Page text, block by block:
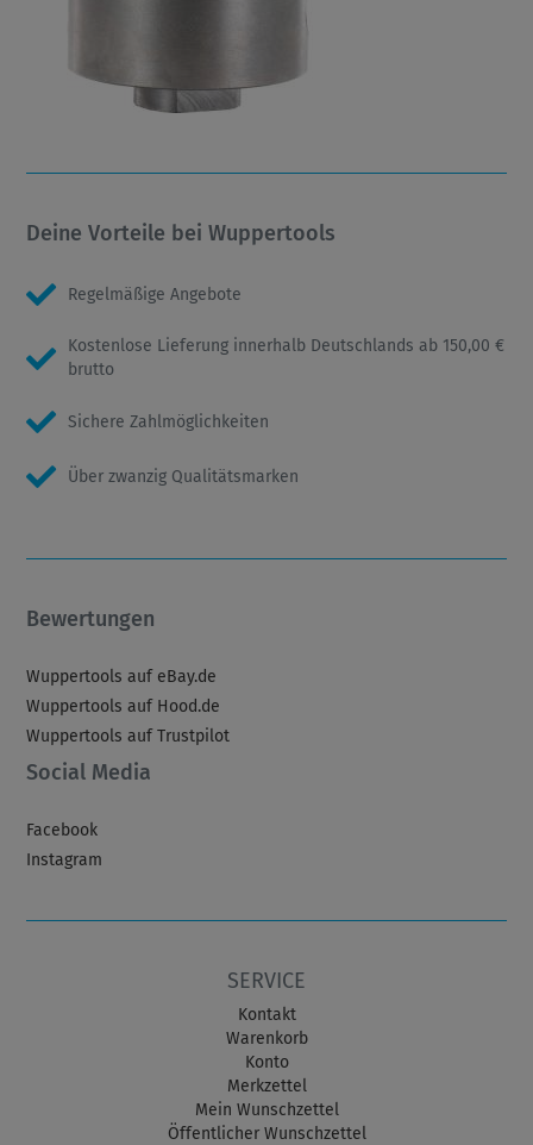
Deine Vorteile bei Wuppertools
Regelmäßige Angebote
Kostenlose Lieferung innerhalb Deutschlands ab 150,00 €
brutto
Sichere Zahlmöglichkeiten
Über zwanzig Qualitätsmarken
Bewertungen
Wuppertools auf eBay.de
Wuppertools auf Hood.de
Wuppertools auf Trustpilot
Social Media
Facebook
Instagram
SERVICE
Kontakt
Warenkorb
Konto
Merkzettel
Mein Wunschzettel
Öffentlicher Wunschzettel